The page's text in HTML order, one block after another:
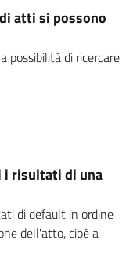
atti si possono
possibilità di ricercare
i risultati di una
di default in ordine
dell'atto, cioè a